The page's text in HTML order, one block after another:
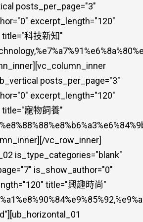
posts_per_page="3"
excerpt_length="120"
title="科技新知"
posts_per_page="3"
excerpt_length="120"
title="寵物飼養"
vc_row_inner]
is_type_categories="blank"
is_show_author="0"
title="興趣時尚"